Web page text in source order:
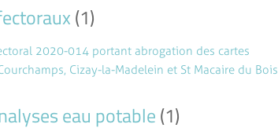
(1)
2020-014 portant abrogation des cartes
Cizay-la-Madelein et St Macaire du Bois
eau potable(1)